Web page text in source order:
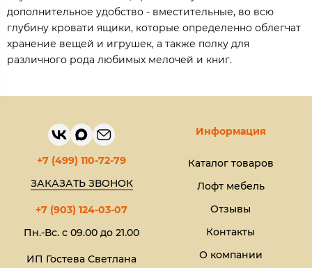
дополнительное удобство - вместительные, во всю
глубину кровати ящики, которые определенно облегчат
хранение вещей и игрушек, а также полку для
различного рода любимых мелочей и книг.
+7 (499) 110-72-79
ЗАКАЗАТЬ ЗВОНОК
+7 (903) 124-03-07
Пн.-Вс. с 09.00 до 21.00
ИП Гостева Светлана
Информация
Каталог товаров
Лофт мебель
Отзывы
Контакты
О компании